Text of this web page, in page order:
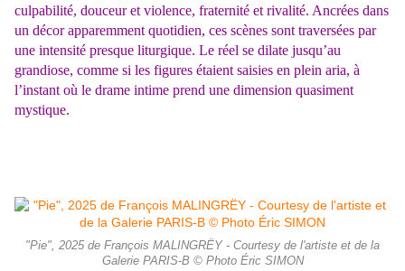
culpabilité, douceur et violence, fraternité et rivalité. Ancrées dans
un décor apparemment quotidien, ces scènes sont traversées par
une intensité presque liturgique. Le réel se dilate jusqu’au
grandiose, comme si les figures étaient saisies en plein aria, à
l’instant où le drame intime prend une dimension quasiment
mystique.
"Pie", 2025 de François MALINGRËY - Courtesy de l'artiste et de la
Galerie PARIS-B © Photo Éric SIMON